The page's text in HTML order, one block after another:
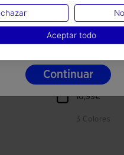
ICONIC Lana
Calcetines
Negro Azul
10,99€
3 Colores
Idioma
Español
Continuar
Aceptar todo